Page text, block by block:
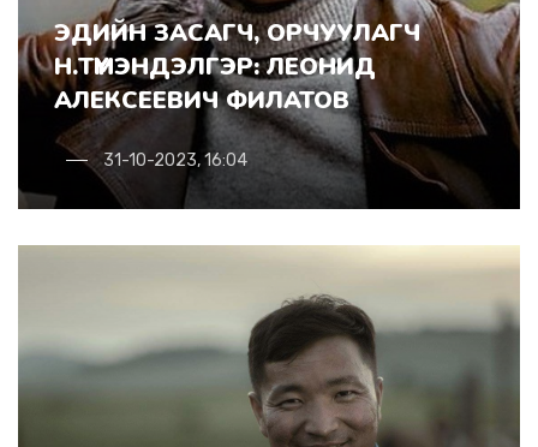
ЭДИЙН ЗАСАГЧ, ОРЧУУЛАГЧ
Н.ТҮМЭНДЭЛГЭР: ЛЕОНИД
АЛЕКСЕЕВИЧ ФИЛАТОВ
31-10-2023, 16:04